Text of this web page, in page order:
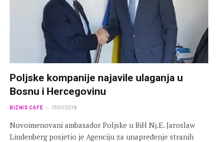
Poljske kompanije najavile ulaganja u
Bosnu i Hercegovinu
BIZNIS CAFE 17/01/2019
Novoimenovani ambasador Poljske u BiH Nj.E. Jaroslaw
Lindenberg posjetio je Agenciju za unapređenje stranih